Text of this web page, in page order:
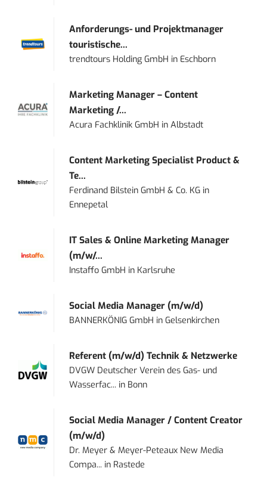
Anforderungs- und Projektmanager
touristische...
trendtours Holding GmbH in Eschborn
Marketing Manager – Content
Marketing /...
Acura Fachklinik GmbH inAlbstadt
Content Marketing Specialist Product &
Te...
Ferdinand Bilstein GmbH & Co. KG in
Ennepetal
IT Sales & Online Marketing Manager
(m/w/...
Instaffo GmbH in Karlsruhe
Social Media Manager (m/w/d)
BANNERKÖNIG GmbH inGelsenkirchen
Referent (m/w/d) Technik & Netzwerke
DVGW Deutscher Verein des Gas- und
Wasserfac... in Bonn
Social Media Manager / Content Creator
(m/w/d)
Dr. Meyer & Meyer-Peteaux New Media
Compa... in Rastede